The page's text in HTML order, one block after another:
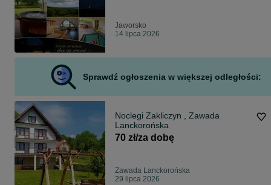
Jaworsko
14 lipca 2026
Sprawdź ogłoszenia w większej odległości:
Noclegi Zakliczyn , Zawada
Lanckorońska
70 zł/za dobę
Zawada Lanckorońska
29 lipca 2026